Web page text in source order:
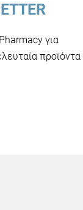
για
προϊόντα